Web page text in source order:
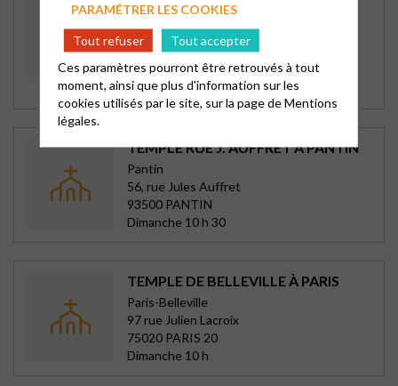
D’AUBERVILLIERS
Foyer Fraternel d\'Aubervilliers
195 avenue Victor Hugo
93300 AUBERVILLIERS
Dimanche 10 h 45
TEMPLE RUE J. AUFFRET À PANTIN
Pantin
56, rue Jules Auffret
93500 PANTIN
Dimanche 10 h 30
TEMPLE DE BELLEVILLE À PARIS
Paris-Belleville
97 rue Julien Lacroix
75020 PARIS 20
Dimanche 10 h
PARAMÉTRER LES COOKIES
Tout refuser
Tout accepter
Ces paramètres pourront être retrouvés à tout
moment, ainsi que plus d'information sur les
cookies utilisés par le site, sur la page deMentions
légales.